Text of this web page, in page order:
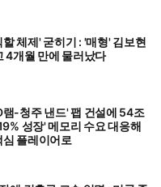
체제' 굳히기 : '매형' 김보현
4개월 만에 물러났다
램-청주 낸드' 팹 건설에 54조
성장' 메모리 수요 대응해
플레이어로